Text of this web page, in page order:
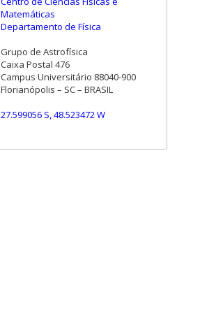
Matemáticas
Departamento de Física
Grupo de Astrofísica
Caixa Postal 476
Campus Universitário 88040-900
Florianópolis – SC – BRASIL
27.599056 S, 48.523472 W